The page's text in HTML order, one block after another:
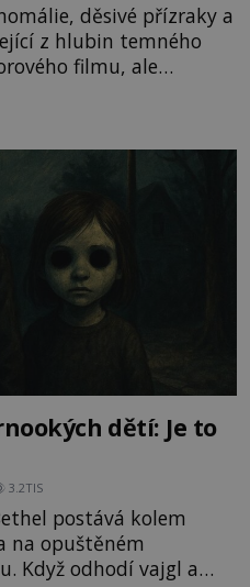
děsivé přízraky a
z hlubin temného
filmu, ale
lesů, které jsou
Lidé bydlící
slyšeli? A odvážili
[gallery ids="17
dětí: Je to
3.2TIS
postává kolem
na opuštěném
Když odhodí vajgl a